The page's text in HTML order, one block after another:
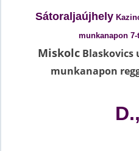
Sátoraljaújhely
munkanapon 7-
MiskolcBlaskovics
munkanapon
D.,